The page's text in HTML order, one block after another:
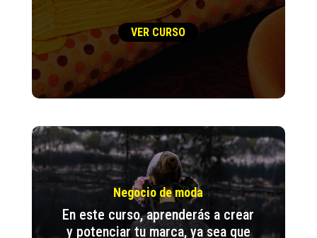
VER CURSO
Negocio de moda
En este curso, aprenderás a crear
y potenciar tu marca, ya sea que